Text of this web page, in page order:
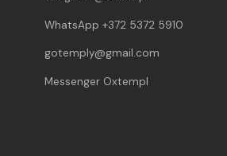
WhatsApp +372 5372 5910
gotemply@gmail.com
Messenger Oxtempl